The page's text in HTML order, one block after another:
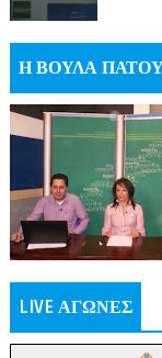
Η ΒΟΥΛΑ
LIVE ΑΓΩΝΕΣ